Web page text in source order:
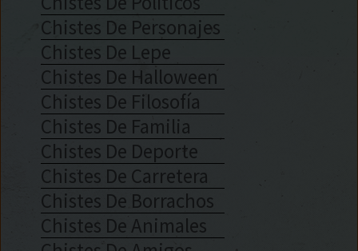
Chistes De Personajes
Chistes De Lepe
Chistes De Halloween
Chistes De Filosofía
Chistes De Familia
Chistes De Deporte
Chistes De Carretera
Chistes De Borrachos
Chistes De Animales